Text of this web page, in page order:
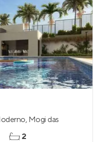
, Mogi das
2